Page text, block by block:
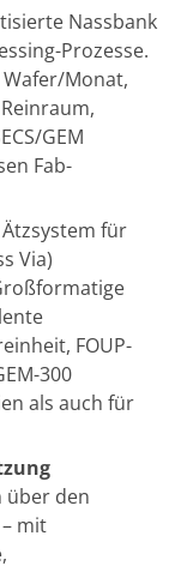
Nassbank
Prozesse.
Monat,
GEM
Fab-
für
Via)
FOUP-
300
als auch für
über den
mit